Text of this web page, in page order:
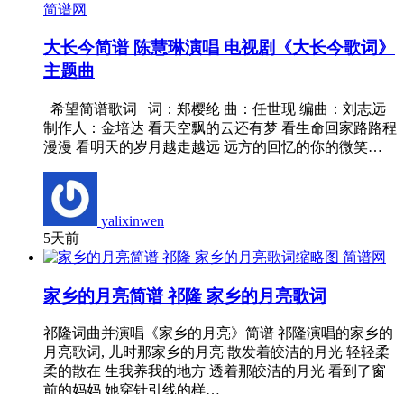
简谱网
大长今简谱 陈慧琳演唱 电视剧《大长今歌词》
主题曲
希望简谱歌词 词：郑樱纶 曲：任世现 编曲：刘志远
制作人：金培达 看天空飘的云还有梦 看生命回家路路程
漫漫 看明天的岁月越走越远 远方的回忆的你的微笑…
yalixinwen
5天前
简谱网
家乡的月亮简谱 祁隆 家乡的月亮歌词
祁隆词曲并演唱《家乡的月亮》简谱 祁隆演唱的家乡的
月亮歌词, 儿时那家乡的月亮 散发着皎洁的月光 轻轻柔
柔的散在 生我养我的地方 透着那皎洁的月光 看到了窗
前的妈妈 她穿针引线的样…